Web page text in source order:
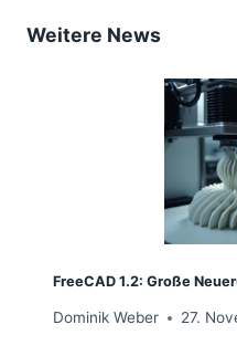
Weitere News
FreeCAD 1.2: Große
Dominik Weber 27.